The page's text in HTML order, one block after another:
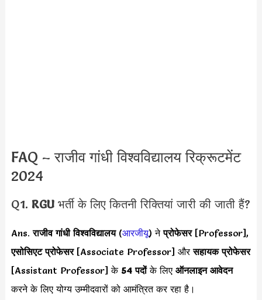
FAQ – राजीव गांधी विश्वविद्यालय रिक्रूटमेंट
2024
Q1. RGUभर्ती के लिए कितनी रिक्तियां जारी की जाती हैं?
Ans.राजीव गांधी विश्वविद्यालय(आरजीयू) नेप्रोफेसर[Professor],
एसोसिएट प्रोफेसर[Associate Professor] औरसहायक प्रोफेसर
[Assistant Professor] के 54 पदोंके लिए ऑनलाइन आवेदन
करने के लिए योग्य उम्मीदवारों को आमंत्रित कर रहा है।